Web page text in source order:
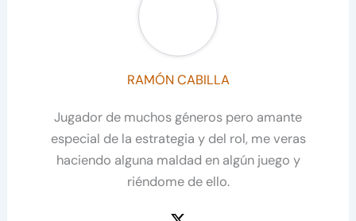
RAMÓN CABILLA
Jugador de muchos géneros pero amante
especial de la estrategia y del rol, me veras
haciendo alguna maldad en algún juego y
riéndome de ello.